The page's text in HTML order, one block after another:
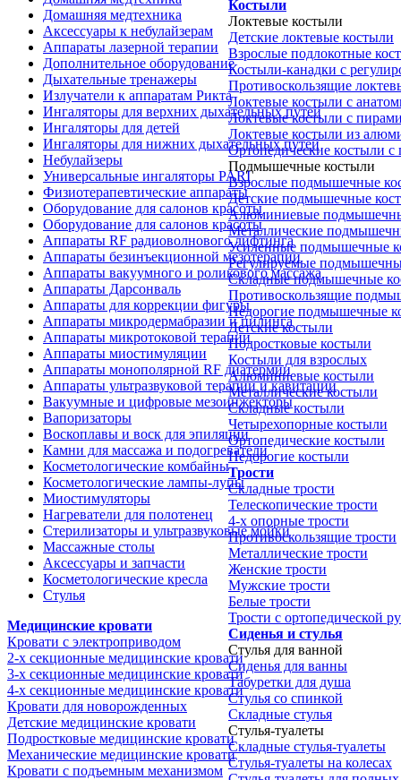
Домашняя медтехника
Аксессуары к небулайзерам
Аппараты лазерной терапии
Дополнительное оборудование
Дыхательные тренажеры
Излучатели к аппаратам Рикта
Ингаляторы для верхних дыхательных путей
Ингаляторы для детей
Ингаляторы для нижних дыхательных путей
Небулайзеры
Универсальные ингаляторы PARI
Физиотерапевтические аппараты
Оборудование для салонов красоты
Оборудование для салонов красоты
Аппараты RF радиоволнового лифтинга
Аппараты безинъекционной мезотерапии
Аппараты вакуумного и роликового массажа
Аппараты Дарсонваль
Аппараты для коррекции фигуры
Аппараты микродермабразии и пилинга
Аппараты микротоковой терапии
Аппараты миостимуляции
Аппараты монополярной RF диатермии
Аппараты ультразвуковой терапии и кавитации
Вакуумные и цифровые мезоинжекторы
Вапоризаторы
Воскоплавы и воск для эпиляции
Камни для массажа и подогреватели
Косметологические комбайны
Косметологические лампы-лупы
Миостимуляторы
Нагреватели для полотенец
Стерилизаторы и ультразвуковые мойки
Массажные столы
Аксессуары и запчасти
Косметологические кресла
Стулья
Медицинские кровати
Кровати с электроприводом
2-х секционные медицинские кровати
3-х секционные медицинские кровати
4-х секционные медицинские кровати
Кровати для новорожденных
Детские медицинские кровати
Подростковые медицинские кровати
Механические медицинские кровати
Кровати с подъемным механизмом
Костыли
Локтевые костыли
Детские локтевые костыли
Взрослые подлокотные
Костыли-канадки с
Противоскользящие
Локтевые костыли с
Локтевые костыли с
Локтевые костыли из
Ортопедические костыли с
Подмышечные костыли
Взрослые подмышечные
Детские подмышечные
Алюминиевые
Металлические
Усиленные подмышечные
Регулируемые
Складные подмышечные
Противоскользящие
Недорогие подмышечные
Детские костыли
Подростковые костыли
Костыли для взрослых
Алюминиевые костыли
Металлические костыли
Складные костыли
Четырехопорные костыли
Ортопедические костыли
Недорогие костыли
Трости
Складные трости
Телескопические трости
4-х опорные трости
Противоскользящие трости
Металлические трости
Женские трости
Мужские трости
Белые трости
Трости с ортопедической
Сиденья и стулья
Стулья для ванной
Сиденья для ванны
Табуретки для душа
Стулья со спинкой
Складные стулья
Стулья-туалеты
Складные стулья-туалеты
Стулья-туалеты на колесах